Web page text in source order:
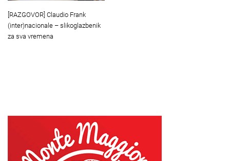
[RAZGOVOR] Claudio Frank
(inter)nacionale – slikoglazbenik
za sva vremena